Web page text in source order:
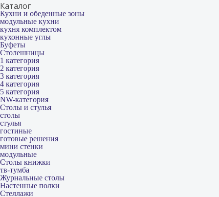
Каталог
Кухни и обеденные зоны
модульные кухни
кухня комплектом
кухонные углы
Буфеты
Столешницы
1 категория
2 категория
3 категория
4 категория
5 категория
NW-категория
Столы и стулья
столы
стулья
гостиные
готовые решения
мини стенки
модульные
Столы книжки
тв-тумба
Журнальные столы
Настенные полки
Стеллажи